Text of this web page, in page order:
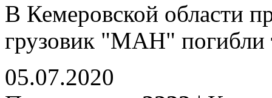
В Кемеровской области
грузовик "МАН" погибли
05.07.2020